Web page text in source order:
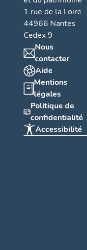
1 rue de la Loire -
44966 Nantes
Cedex 9
Nous
contacter
Aide
Mentions
légales
Politique de
confidentialité
Accessibilité